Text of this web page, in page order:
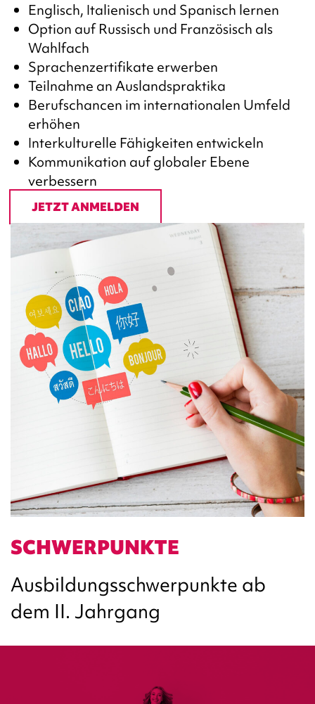
Englisch, Italienisch und Spanisch lernen
Option auf Russisch und Französisch als
Wahlfach
Sprachenzertifikate erwerben
Teilnahme an Auslandspraktika
Berufschancen im internationalen Umfeld
erhöhen
Interkulturelle Fähigkeiten entwickeln
Kommunikation auf globaler Ebene
verbessern
JETZT ANMELDEN
SCHWERPUNKTE
Ausbildungsschwerpunkte ab
dem II. Jahrgang